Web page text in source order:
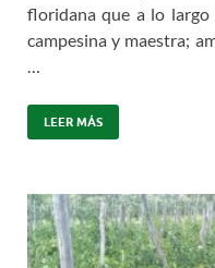
floridana que a lo largo
campesina y maestra;
…
LEER MÁS